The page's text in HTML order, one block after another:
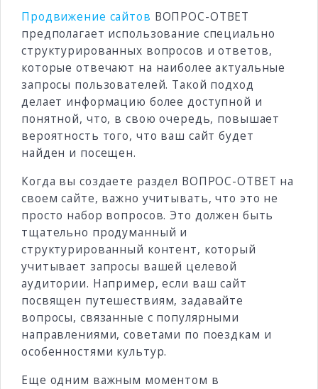
Продвижение сайтов ВОПРОС-ОТВЕТ
предполагает использование специально
структурированных вопросов и ответов,
которые отвечают на наиболее актуальные
запросы пользователей. Такой подход
делает информацию более доступной и
понятной, что, в свою очередь, повышает
вероятность того, что ваш сайт будет
найден и посещен.
Когда вы создаете раздел ВОПРОС-ОТВЕТ на
своем сайте, важно учитывать, что это не
просто набор вопросов. Это должен быть
тщательно продуманный и
структурированный контент, который
учитывает запросы вашей целевой
аудитории. Например, если ваш сайт
посвящен путешествиям, задавайте
вопросы, связанные с популярными
направлениями, советами по поездкам и
особенностями культур.
Еще одним важным моментом в